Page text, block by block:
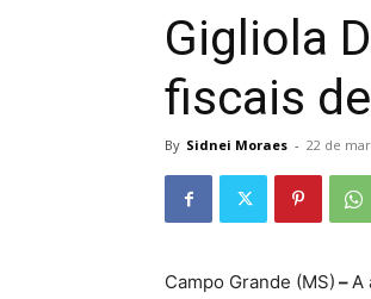
Gigliola
fiscais
By Sidnei Moraes - 22 de
Campo Grande (MS) –A